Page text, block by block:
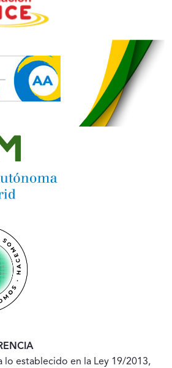
lo establecido en la Ley 19/2013,